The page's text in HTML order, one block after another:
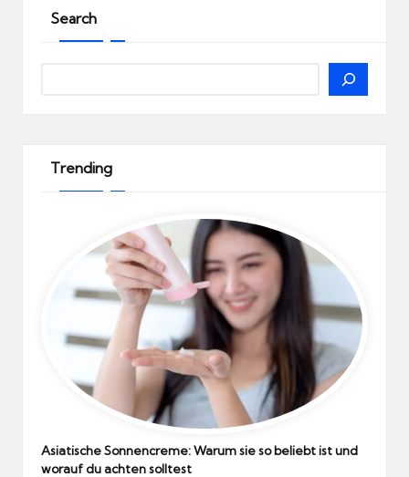
Search
Trending
Asiatische Sonnencreme: Warum sie so beliebt ist und
worauf du achten solltest